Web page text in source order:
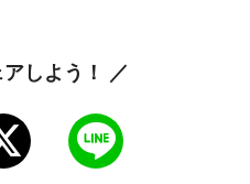
しよう！ ／